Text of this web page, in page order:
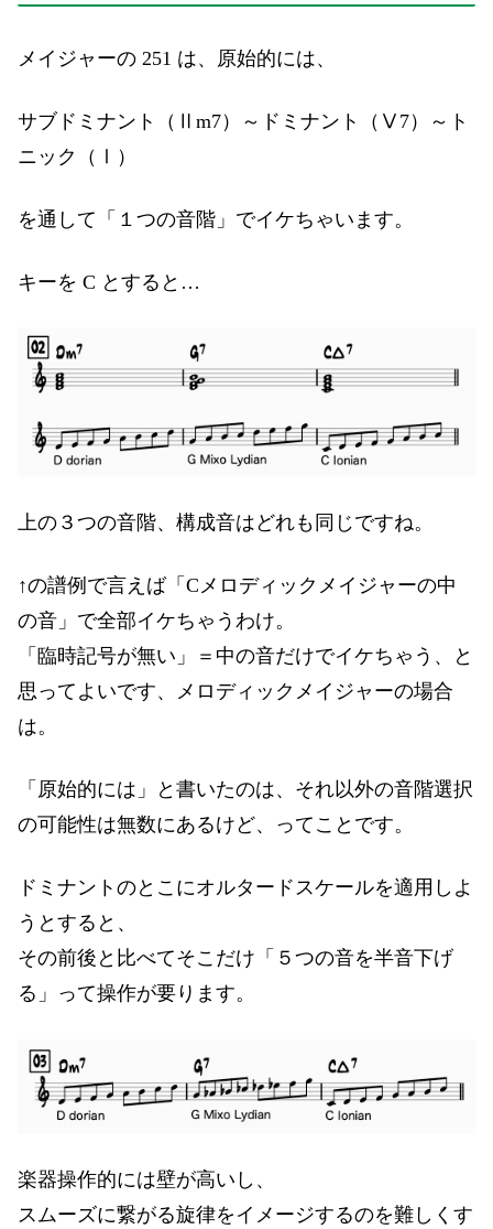
メイジャーの 251 は、原始的には、
サブドミナント（Ⅱm7）～ドミナント（Ⅴ7）～ト
ニック（Ⅰ）
を通して「１つの音階」でイケちゃいます。
キーを C とすると…
上の３つの音階、構成音はどれも同じですね。
↑の譜例で言えば「Cメロディックメイジャーの中
の音」で全部イケちゃうわけ。
「臨時記号が無い」＝中の音だけでイケちゃう、と
思ってよいです、メロディックメイジャーの場合
は。
「原始的には」と書いたのは、それ以外の音階選択
の可能性は無数にあるけど、ってことです。
ドミナントのとこにオルタードスケールを適用しよ
うとすると、
その前後と比べてそこだけ「５つの音を半音下げ
る」って操作が要ります。
楽器操作的には壁が高いし、
スムーズに繋がる旋律をイメージするのを難しくす